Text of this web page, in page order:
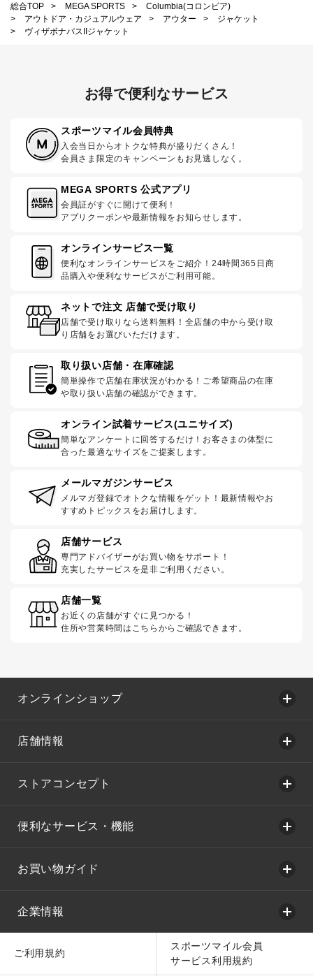
総合TOP
> MEGA SPORTS >
Columbia(コロンビア)
>
アウトドア・カジュアルウェア > アウター >
ジャケット
>
ヴィザボナパスIIジャケット
お得で便利なサービス
スポーツマイル会員特典
入会当日からオトクな特典が盛りだくさん！
会員さま限定のキャンペーンもお見逃しなく。
MEGA SPORTS 公式アプリ
会員証がすぐに開けて便利！
アプリクーポンや最新情報をお知らせします。
オンラインサービス一覧
便利なオンラインサービスをご紹介！24時間365日商
品購入や便利なサービスがご利用可能。
ネットで注文 店舗で受け取り
店舗で受け取りなら送料無料！全店舗の中から受け取
り店舗をお選びいただけます。
取り扱い店舗・在庫確認
簡単操作で店舗在庫状況がわかる！ご希望商品の在庫
や取り扱い店舗の確認ができます。
オンライン試着サービス(ユニサイズ)
簡単なアンケートに回答するだけ！お客さまの体型に
合った最適なサイズをご提案します。
メールマガジンサービス
メルマガ登録でオトクな情報をゲット！最新情報やお
すすめトピックスをお届けします。
店舗サービス
専門アドバイザーがお買い物をサポート！
充実したサービスを是非ご利用ください。
店舗一覧
お近くの店舗がすぐに見つかる！
住所や営業時間はこちらからご確認できます。
オンラインショップ
店舗情報
ストアコンセプト
便利なサービス・機能
お買い物ガイド
企業情報
ご利用規約
スポーツマイル会員
サービス利用規約